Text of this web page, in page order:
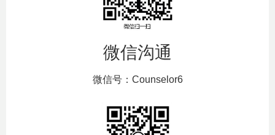
微信沟通
微信号：Counselor6